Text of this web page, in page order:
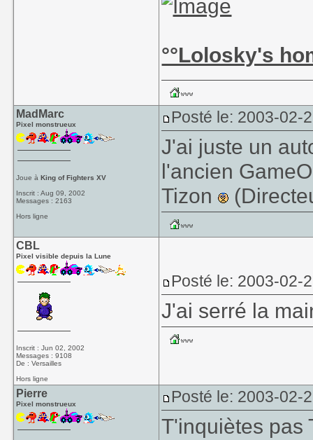
°°Lolosky's
MadMarc
Pixel monstrueux
Joue àKing of Fighters XV
Inscrit : Aug 09, 2002
Messages : 2163
Hors ligne
Posté le: 2003-02-
J'ai juste un
l'ancien
Tizon
CBL
Pixel visible depuis la Lune
Inscrit : Jun 02, 2002
Messages : 9108
De : Versailles
Hors ligne
Posté le: 2003-02-
J'ai serré la
Pierre
Pixel monstrueux Posté le: 2003-02-
T'inquiètes pas